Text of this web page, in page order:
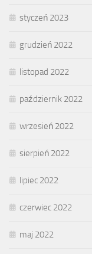
styczeń 2023
grudzień 2022
listopad 2022
październik 2022
wrzesień 2022
sierpień 2022
lipiec 2022
czerwiec 2022
maj 2022